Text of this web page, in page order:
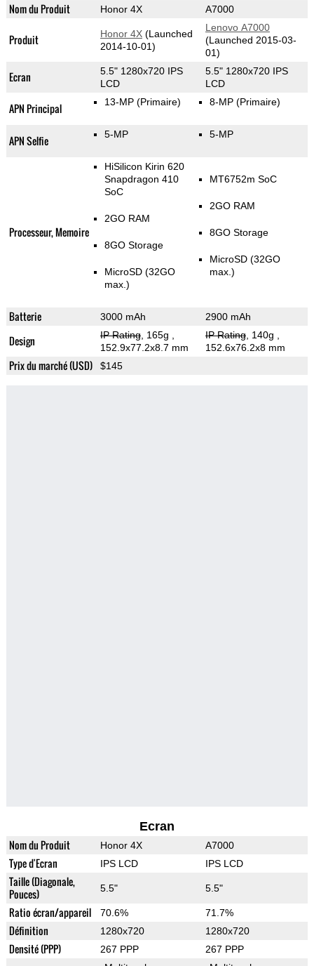
Nom du Produit Honor 4X A7000
Produit Honor 4X(Launched
2014-10-01)
Lenovo A7000
(Launched 2015-03-
01)
Ecran
5.5" 1280x720 IPS
LCD
5.5" 1280x720 IPS
LCD
APN Principal 13-MP (Primaire) 8-MP (Primaire)
APN Selfie 5-MP 5-MP
Processeur, Memoire
HiSilicon Kirin 620
Snapdragon 410
SoC
2GO RAM
8GO Storage
MicroSD (32GO
max.)
MT6752m SoC
2GO RAM
8GO Storage
MicroSD (32GO
max.)
Batterie 3000 mAh 2900 mAh
Design IP Rating, 165g
152.9x77.2x8.7 mm
IP Rating, 140g
152.6x76.2x8 mm
Prix du marché (USD) $145
Ecran
Nom du Produit Honor 4X A7000
Type d'Ecran IPS LCD IPS LCD
Taille (Diagonale,
Pouces)
5.5" 5.5"
Ratio écran/appareil 70.6% 71.7%
Définition 1280x720 1280x720
Densité (PPP) 267 PPP
267 PPP